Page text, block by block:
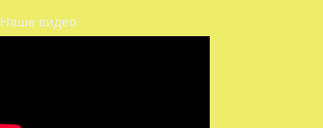
Наше видео